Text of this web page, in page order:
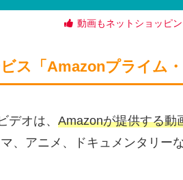
動画もネットショッピ
ス「Amazonプライム
デオは、 Amazonが提供する動
、アニメ、ドキュメンタリー